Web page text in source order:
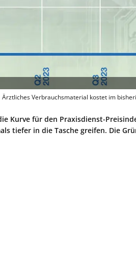
Ärztliches Verbrauchsmaterial kostet im
Kurve für den Praxisdienst-
tiefer in die Tasche greifen. Die